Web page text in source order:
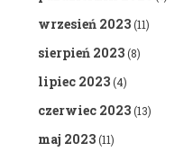
wrzesień 2023(11)
sierpień 2023(8)
lipiec 2023(4)
czerwiec 2023(13)
maj 2023(11)